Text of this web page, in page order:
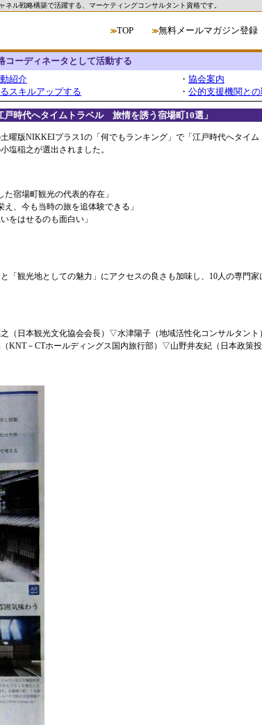
ル戦略構築で活躍する、マーケティングコンサルタント資格です。
≫TOP ≫無料メールマガジン登録
コーディネータとして活動する
紹介
スキルアップする
・ 協会案内
・ 公的支援機関と
代へタイムトラベル 旅情を誘う宿場町10選」
曜版NIKKEIプラス1の「何でもランキング」で「江戸時代へタイ
塩稲之が選出されました。
宿場町観光の代表的存在」
、今も当時の旅を追体験できる」
をはせるのも面白い」
観光地としての魅力」にアクセスの良さも加味し、10人の専門
日本観光文化協会会長）▽水津陽子（地域活性化コンサルタン
－CTホールディングス国内旅行部）▽山野井友紀（日本政策